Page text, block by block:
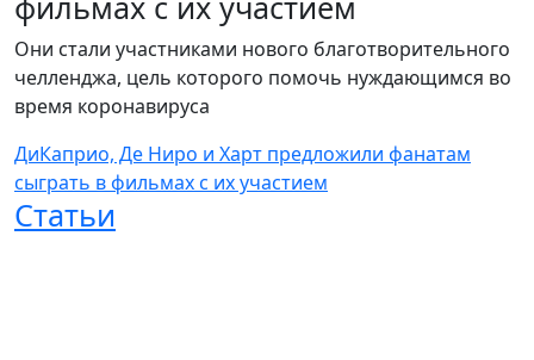
Они стали участниками нового благотворительного
челленджа, цель которого помочь нуждающимся во
время коронавируса
ДиКаприо, Де Ниро и Харт предложили фанатам
сыграть в фильмах с их участием
Статьи